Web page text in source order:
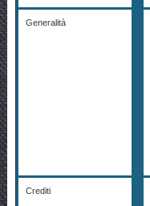
Generalità
Crediti